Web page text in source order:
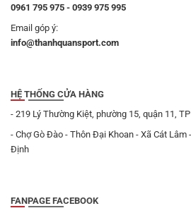
0961 795 975 - 0939 975 995
Email góp ý:
info@thanhquansport.com
HỆ THỐNG CỬA HÀNG
- 219 Lý Thường Kiệt, phường 15, quận 11,
- Chợ Gò Đào - Thôn Đại Khoan - Xã Cát Lâm
Định
FANPAGE FACEBOOK